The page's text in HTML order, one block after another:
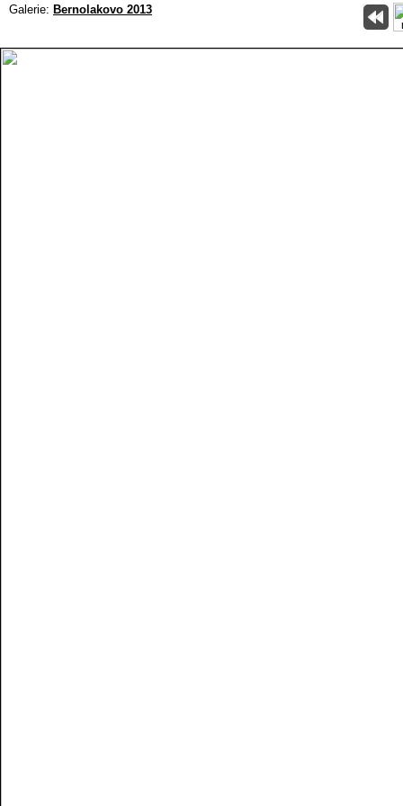
Galerie: Bernolakovo 2013